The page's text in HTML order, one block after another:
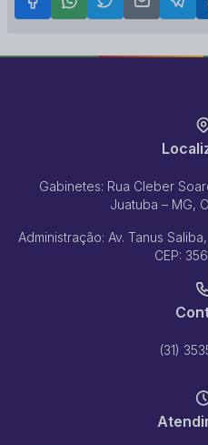
Gabinetes: Rua Cleber
Juatuba – MG,
Administração: Av. Tanus
CEP:
(31)